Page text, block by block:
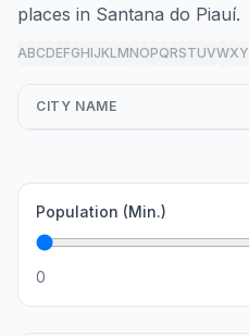
places in Santana do Piauí.
ABCDEFGHIJKLMNOPQRSTUVWXY
CITY NAME
Population (Min.)
0